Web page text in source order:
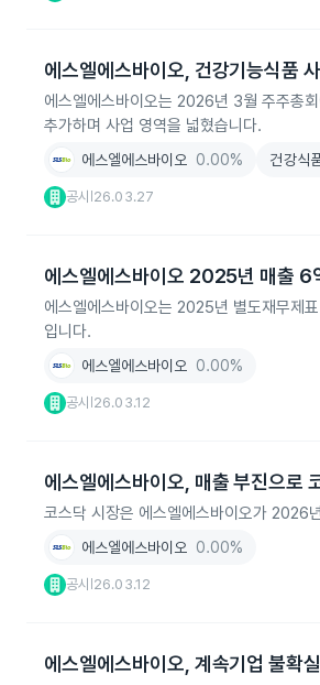
에스엘에스바이오, 건강기능식품
에스엘에스바이오는 2026년 3월 주주총
추가하며 사업 영역을 넓혔습니다.
에스엘에스바이오 0.00% 건강식
공시 26.03.27
에스엘에스바이오 2025년 매출 6
에스엘에스바이오는 2025년 별도재무제
입니다.
에스엘에스바이오 0.00%
공시 26.03.12
에스엘에스바이오, 매출 부진으로
코스닥 시장은 에스엘에스바이오가 2026
에스엘에스바이오 0.00%
공시 26.03.12
에스엘에스바이오, 계속기업 불확